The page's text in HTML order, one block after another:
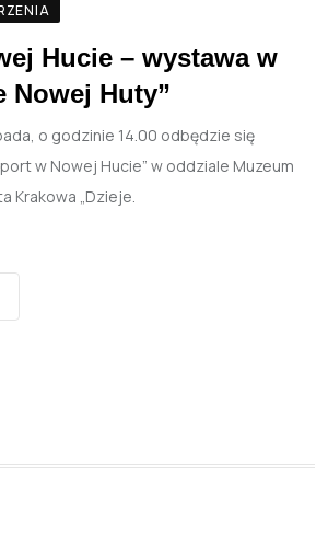
Hucie – wystawa w
Nowej Huty”
o godzinie 14.00 odbędzie się
w Nowej Hucie” w oddziale Muzeum
Krakowa „Dzieje.